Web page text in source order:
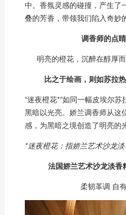
中。香氛灵感的碰撞，产生了
叠的芳香，带领我们陷入奇妙
调香师的点
明亮的橙花，沉醉在醇厚
比之于绘画，则如苏拉
“迷夜橙花*”如同一幅皮埃尔
黑暗以光亮。娇兰调香师从这
感，为黑暗之境创造了明亮的
*迷夜橙花：指娇兰艺术沙龙淡
法国娇兰艺术沙龙淡香
柔韧革调 自